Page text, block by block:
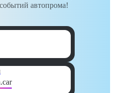
автопрома!